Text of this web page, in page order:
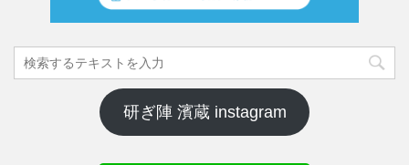
研ぎ陣 濱蔵 instagram